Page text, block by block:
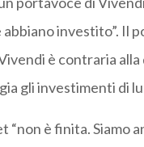
abbiano investito”. Il
è contraria alla
gli investimenti di
“non è finita. Siamo